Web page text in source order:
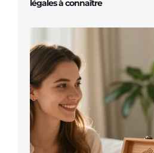
légales à connaître